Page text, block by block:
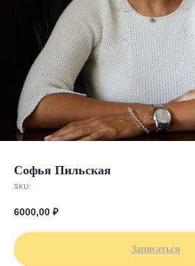
Софья Пильская
SKU:
6000,00 ₽
Записаться